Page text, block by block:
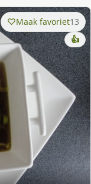
Maak favoriet13
👍